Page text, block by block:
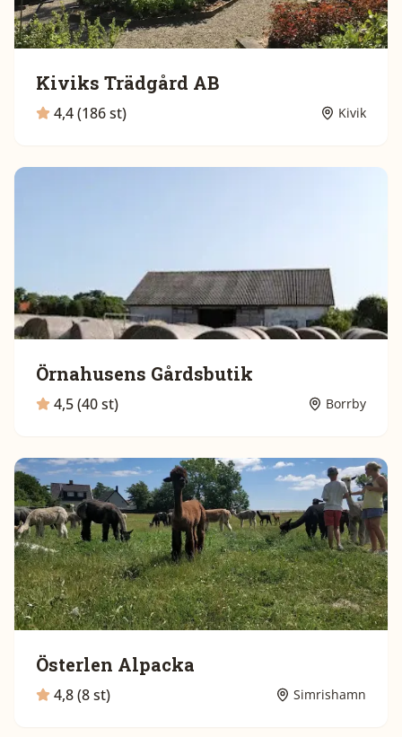
Kiviks Trädgård AB
4,4 (186 st) Kivik
Örnahusens Gårdsbutik
4,5 (40 st) Borrby
Österlen Alpacka
4,8 (8 st) Simrishamn